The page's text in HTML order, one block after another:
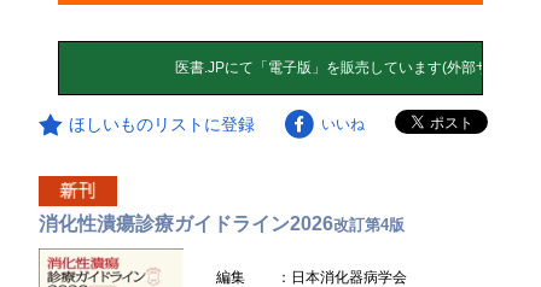
ほしいものリストに登録 いいね
消化性潰瘍診療ガイドライン2026改訂第4版
編集
：日本消化器病学会